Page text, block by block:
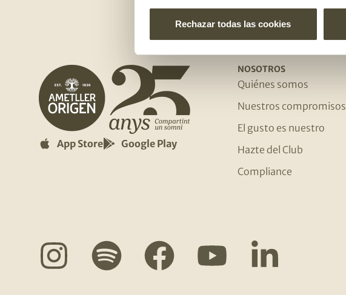
Rechazar todas las cookies
App Store Google Play
NOSOTROS
Quiénes somos
Nuestros compromisos
El gusto es nuestro
Hazte del Club
Compliance